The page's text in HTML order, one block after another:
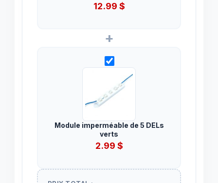
12.99 $
+
Module imperméable de 5 DELs
verts
2.99 $